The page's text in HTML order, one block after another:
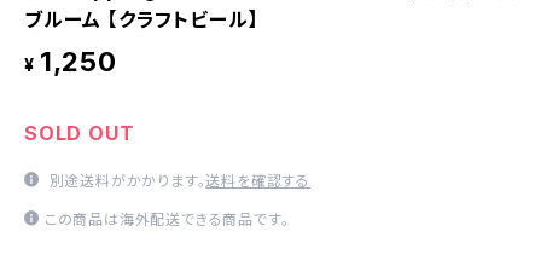
ブルーム 【クラフトビール】
¥ 1,250
SOLD OUT
別途送料がかかります。送料を確認する
この商品は海外配送できる商品です。